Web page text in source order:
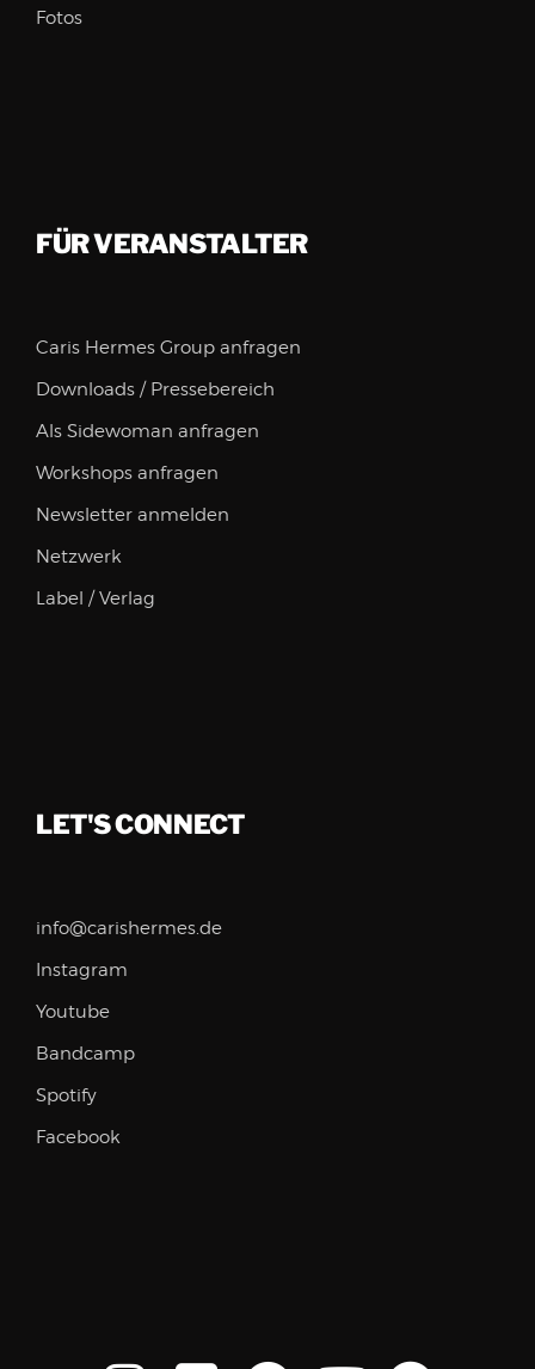
Fotos
FÜR VERANSTALTER
Caris Hermes Group anfragen
Downloads / Pressebereich
Als Sidewoman anfragen
Workshops anfragen
Newsletter anmelden
Netzwerk
Label / Verlag
LET'S CONNECT
info@carishermes.de
Instagram
Youtube
Bandcamp
Spotify
Facebook